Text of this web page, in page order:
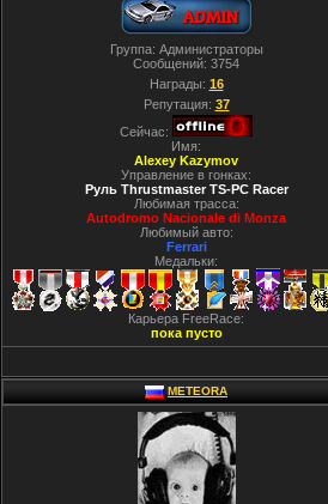
Группа: Администраторы
Сообщений: 3754
Награды: 16
Репутация: 37
Сейчас:
Имя:
Alexey Kazymov
Управление в гонках:
Руль Thrustmaster TS-PC Racer
Любимая трасса:
Autodromo Nacionale di Monza
Любимый авто:
Ferrari
Медальки:
Карьера FreeRace:
пока пусто
METEORA